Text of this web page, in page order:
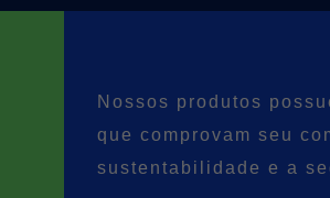
Nossos produtos
que comprovam seu
sustentabilidade e a